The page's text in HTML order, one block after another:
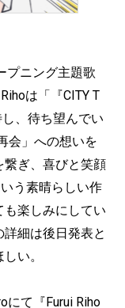
プニング主題歌
は「『CITY T
、待ち望んでい
会」への想いを
繋ぎ、喜びと笑顔
う素晴らしい作
楽しみにしてい
細は後日発表と
い。
にて『Furui Riho